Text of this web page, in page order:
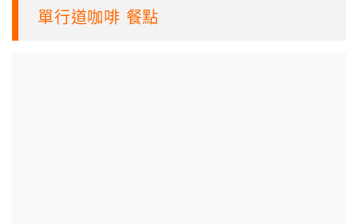
單行道咖啡 餐點